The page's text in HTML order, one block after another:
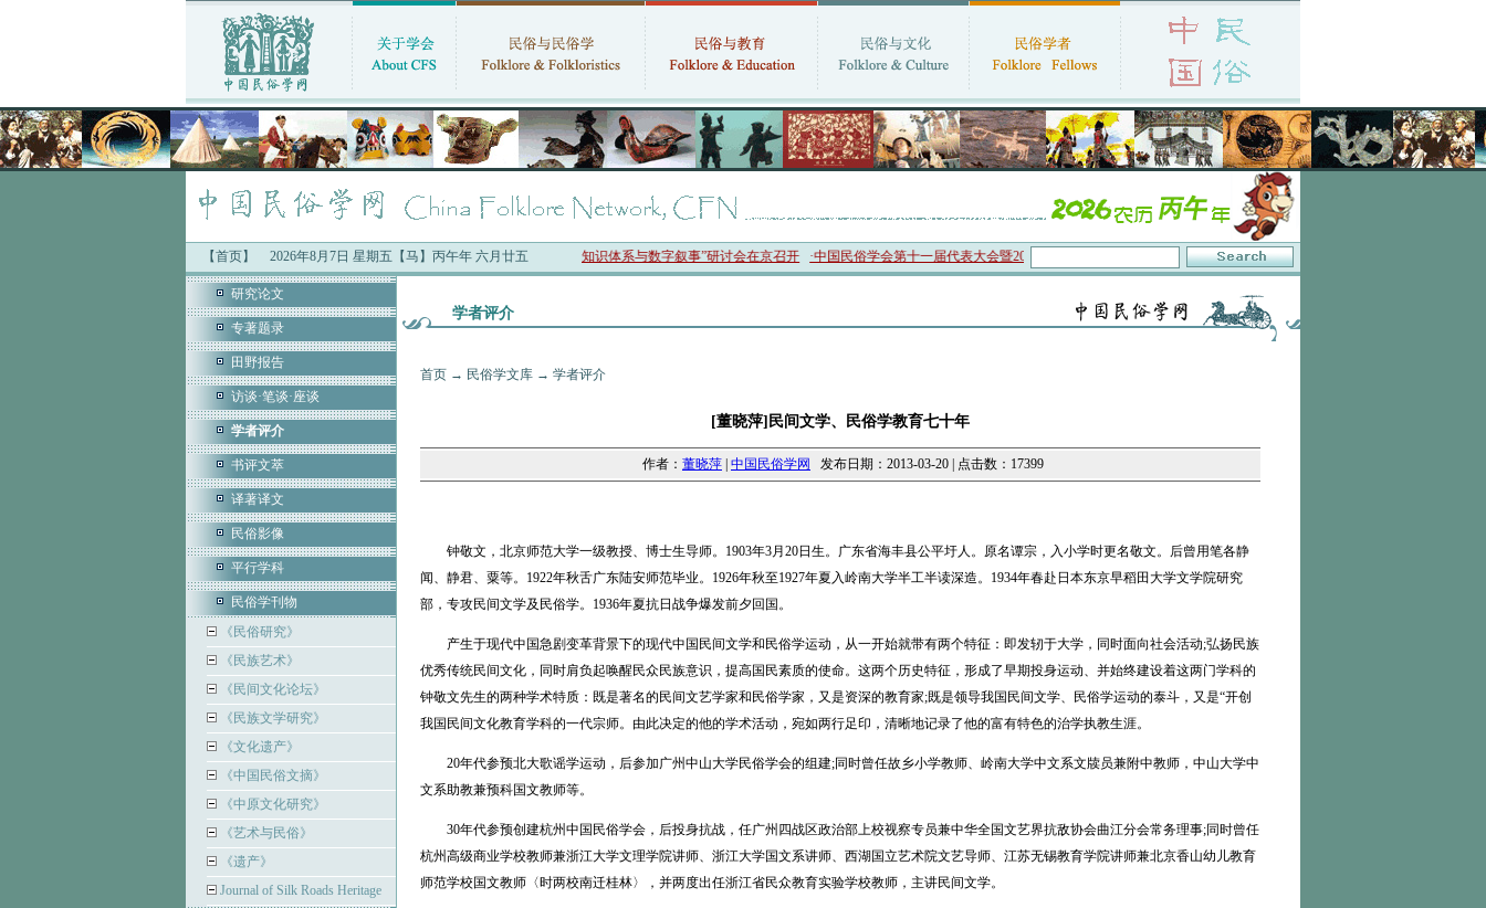
【首页】 2026年8月7日 星期五【马】丙午年 六月廿五
中国民俗学会最新公告：·“中国人的时间：二十四节气知识体系与数字叙事”研讨会在京召开 ·中国民俗学会第十一届代表大会暨2026年年会征文启事 ·保护非物质文化遗产政府间委员会通过中国民俗学会咨询地位
研究论文
专著题录
田野报告
访谈·笔谈·座谈
学者评介
书评文萃
译著译文
民俗影像
平行学科
民俗学刊物
《民俗研究》
《民族艺术》
《民间文化论坛》
《民族文学研究》
《文化遗产》
《中国民俗文摘》
《中原文化研究》
《艺术与民俗》
《遗产》
Journal of Silk Roads Heritage
学者评介
首页→ 民俗学文库→ 学者评介
[董晓萍]民间文学、民俗学教育七十年
作者： 董晓萍 中国民俗学网 发布日期：2013-03-20 | 点击数：17399
钟敬文，北京师范大学一级教授、博士生导师。1903年3月20日生。广东省海丰县公平圩人。原名谭宗，入小学时更名敬文。后曾用笔各静
闻、静君、粟等。1922年秋舌广东陆安师范毕业。1926年秋至1927年夏入岭南大学半工半读深造。1934年春赴日本东京早稻田大学文学院研究
部，专攻民间文学及民俗学。1936年夏抗日战争爆发前夕回国。
产生于现代中国急剧变革背景下的现代中国民间文学和民俗学运动，从一开始就带有两个特征：即发轫于大学，同时面向社会活动;弘扬民族
优秀传统民间文化，同时肩负起唤醒民众民族意识，提高国民素质的使命。这两个历史特征，形成了早期投身运动、并始终建设着这两门学科的
钟敬文先生的两种学术特质：既是著名的民间文艺学家和民俗学家，又是资深的教育家;既是领导我国民间文学、民俗学运动的泰斗，又是“开创
我国民间文化教育学科的一代宗师。由此决定的他的学术活动，宛如两行足印，清晰地记录了他的富有特色的治学执教生涯。
20年代参预北大歌谣学运动，后参加广州中山大学民俗学会的组建;同时曾任故乡小学教师、岭南大学中文系文牍员兼附中教师，中山大学中
文系助教兼预科国文教师等。
30年代参预创建杭州中国民俗学会，后投身抗战，任广州四战区政治部上校视察专员兼中华全国文艺界抗敌协会曲江分会常务理事;同时曾任
杭州高级商业学校教师兼浙江大学文理学院讲师、浙江大学国文系讲师、西湖国立艺术院文艺导师、江苏无锡教育学院讲师兼北京香山幼儿教育
师范学校国文教师〈时两校南迁桂林〉，并两度出任浙江省民众教育实验学校教师，主讲民间文学。